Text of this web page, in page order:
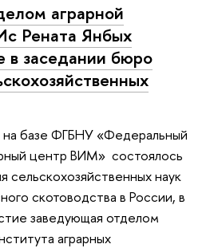
аграрной
Рената Янбых
в заседании бюро
базе ФГБНУ «Федеральный
центр ВИМ» состоялось
сельскохозяйственных наук
скотоводства в России, в
заведующая отделом
аграрных